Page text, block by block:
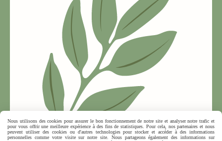
Nous utilisons des cookies pour assurer le bon fonctionnement de notre site et analyser notre trafic et
pour vous offrir une meilleure expérience à des fins de statistiques. Pour cela, nos partenaires et nous
peuvent utiliser des cookies ou d'autres technologies pour stocker et accéder à des informations
personnelles comme votre visite sur notre site. Nous partageons également des informations sur